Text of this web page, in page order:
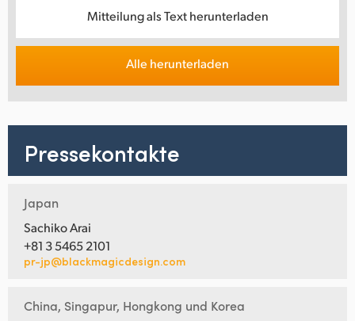
Mitteilung als Text herunterladen
Alle herunterladen
Pressekontakte
Japan
Sachiko Arai
+81 3 5465 2101
pr-jp@blackmagicdesign.com
China, Singapur, Hongkong und Korea